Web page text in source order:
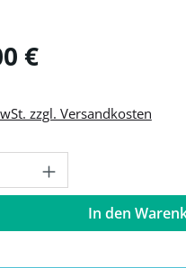
€
zzgl. Versandkosten
Anzahl: Gib den
In den